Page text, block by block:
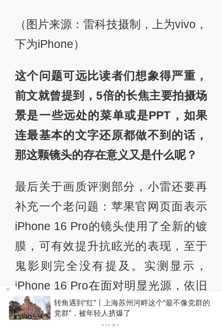
这种现象在早期的安卓手机上非常常
见，很多厂商为了增强自己的长焦表
素是什么并进行还原，但面对错综复
杂的文字时，往往就会翻大车，但在
多年的技术积累下，安卓旗舰基本都
已经解决了这一问题。
厂商们走过的老路。为了验证小雷的
猜想是否正确，小雷使用iPhone 16
Pro和vivo X100 Ultra拍摄了同一组物
体，能明显地看到，虽然vivo这边也
存在一点点猜像素的情况，但基本不
会影响文字的辨认，反观苹果这边有
一大堆字母直接糊成一片，完全认不
出这是个什么单词。
上海苏州河畔这个“最不像党群的
人挤爆了
因凡蒂诺就出售